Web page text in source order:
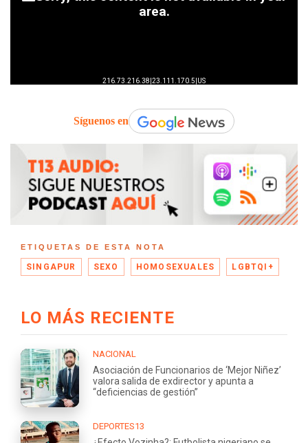
Síguenos en
ETIQUETAS DE ESTA NOTA
SINGAPUR SEXO HOMOSEXUALES LGBTQI+
LO MÁS RECIENTE
NACIONAL
Asociación de Funcionarios de ‘Mejor Niñez’
valora salida de exdirector y apunta a
“deficiencias de gestión”
DEPORTES13